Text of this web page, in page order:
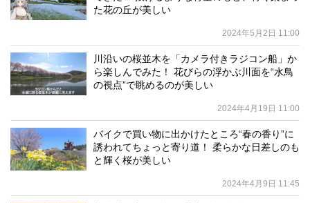
マンガ
た花の丘が美しい
2024年5月2日 11:00
川沿いの桜並木を「カメラ付きラジコン船」か
ら楽しんでみた！ 花びらの浮かぶ川面を“水鳥
の視点”で眺めるのが美しい
2024年4月19日 11:00
バイクで買い物に出かけたところ“春の香り”に
誘われてちょっと寄り道！ 柔らかな日差しのも
と輝く桜が美しい
2024年4月9日 11:45